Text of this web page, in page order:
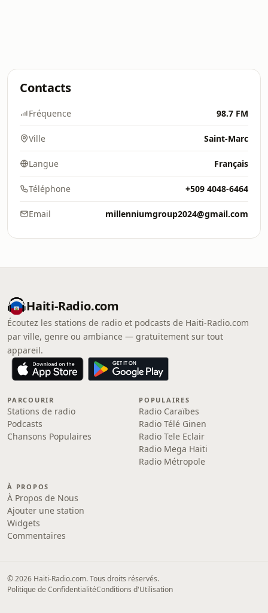
Contacts
Fréquence 98.7 FM
Ville Saint-Marc
Langue Français
Téléphone +509 4048-6464
Email millenniumgroup2024@gmail.com
Haiti-Radio.com
Écoutez les stations de radio et podcasts de Haiti-Radio.com
par ville, genre ou ambiance — gratuitement sur tout
appareil.
PARCOURIR
Stations de radio
Podcasts
Chansons Populaires
POPULAIRES
Radio Caraïbes
Radio Télé Ginen
Radio Tele Eclair
Radio Mega Haiti
Radio Métropole
À PROPOS
À Propos de Nous
Ajouter une station
Widgets
Commentaires
© 2026 Haiti-Radio.com. Tous droits réservés.
Politique de ConfidentialitéConditions d'Utilisation